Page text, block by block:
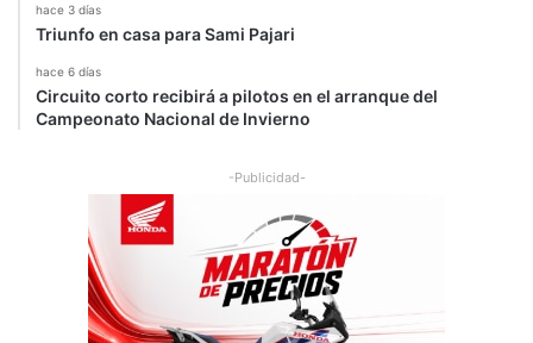
hace 3 días
Triunfo en casa para Sami Pajari
hace 6 días
Circuito corto recibirá a pilotos en el arranque del
Campeonato Nacional de Invierno
-Publicidad-